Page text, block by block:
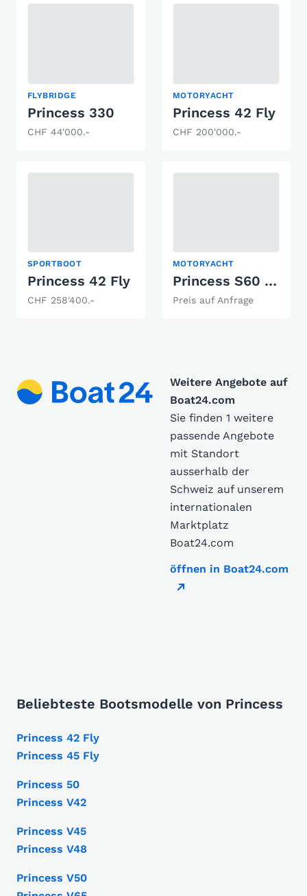
FLYBRIDGE
Princess 330
CHF 44'000.-
MOTORYACHT
Princess 42 Fly
CHF 200'000.-
SPORTBOOT
Princess 42 Fly
CHF 258'400.-
MOTORYACHT
Princess S60 Süsswasser/Freshwater boat
Preis auf Anfrage
Weitere Angebote auf
Boat24.com
Sie finden 1 weitere
passende Angebote
mit Standort
ausserhalb der
Schweiz auf unserem
internationalen
Marktplatz
Boat24.com
öffnen in Boat24.com
Beliebteste Bootsmodelle von Princess
Princess 42 Fly
Princess 45 Fly
Princess 50
Princess V42
Princess V45
Princess V48
Princess V50